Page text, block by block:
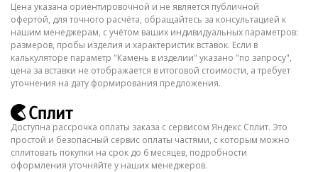
Цена указана ориентировочной и не является публичной
офертой, для точного расчёта, обращайтесь за консультацией к
нашим менеджерам, с учётом ваших индивидуальных параметров:
размеров, пробы изделия и характеристик вставок. Если в
калькуляторе параметр "Камень в изделии" указано "по запросу",
цена за вставки не отображается в итоговой стоимости, а требует
уточнения на дату формирования предложения.
Доступна рассрочка оплаты заказа с сервисом Яндекс Сплит. Это
простой и безопасный сервис оплаты частями, с которым можно
сплитовать покупки на срок до 6 месяцев, подробности
оформления уточняйте у наших менеджеров.